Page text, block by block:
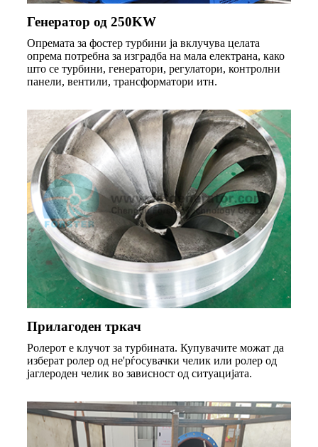
Генератор од 250KW
Опремата за фостер турбини ја вклучува целата
опрема потребна за изградба на мала електрана, како
што се турбини, генератори, регулатори, контролни
панели, вентили, трансформатори итн.
Прилагоден тркач
Ролерот е клучот за турбината. Купувачите можат да
изберат ролер од не'рѓосувачки челик или ролер од
јаглероден челик во зависност од ситуацијата.